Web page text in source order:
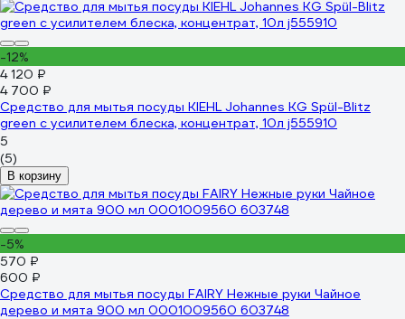
-12%
4 120 ₽
4 700 ₽
Средство для мытья посуды KIEHL Johannes KG Spül-Blitz
green с усилителем блеска, концентрат, 10л j555910
5
(5)
В корзину
-5%
570 ₽
600 ₽
Средство для мытья посуды FAIRY Нежные руки Чайное
дерево и мята 900 мл 0001009560 603748